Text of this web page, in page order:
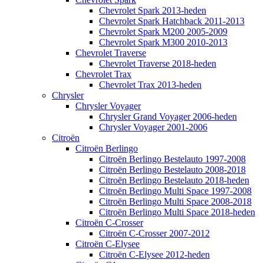
Chevrolet Spark 2013-heden
Chevrolet Spark Hatchback 2011-2013
Chevrolet Spark M200 2005-2009
Chevrolet Spark M300 2010-2013
Chevrolet Traverse
Chevrolet Traverse 2018-heden
Chevrolet Trax
Chevrolet Trax 2013-heden
Chrysler
Chrysler Voyager
Chrysler Grand Voyager 2006-heden
Chrysler Voyager 2001-2006
Citroën
Citroën Berlingo
Citroën Berlingo Bestelauto 1997-2008
Citroën Berlingo Bestelauto 2008-2018
Citroën Berlingo Bestelauto 2018-heden
Citroën Berlingo Multi Space 1997-2008
Citroën Berlingo Multi Space 2008-2018
Citroën Berlingo Multi Space 2018-heden
Citroën C-Crosser
Citroën C-Crosser 2007-2012
Citroën C-Elysee
Citroën C-Elysee 2012-heden